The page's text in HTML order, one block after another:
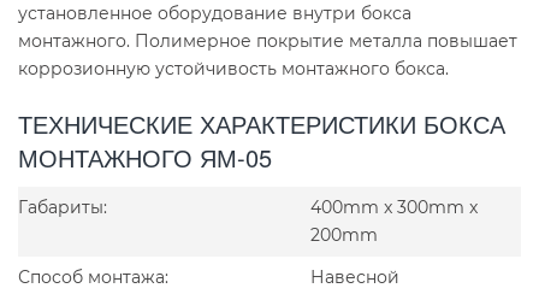
установленное оборудование внутри бокса
монтажного. Полимерное покрытие металла повышает
коррозионную устойчивость монтажного бокса.
ТЕХНИЧЕСКИЕ ХАРАКТЕРИСТИКИ БОКСА
МОНТАЖНОГО ЯМ-05
Габариты:
400mm x 300mm x
200mm
Способ монтажа:
Навесной